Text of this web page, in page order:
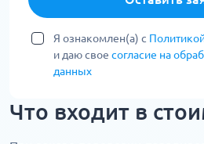
Я ознакомлен(а) с
и даю свое согласие на
данных
Что входит в